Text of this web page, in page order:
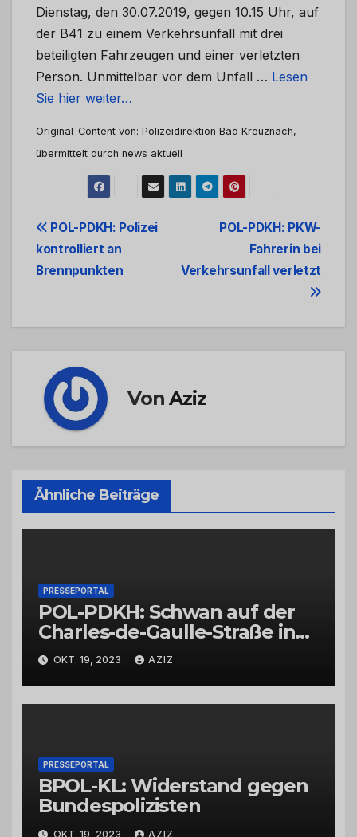
Dienstag, den 30.07.2019, gegen 10.15 Uhr, auf
der B41 zu einem Verkehrsunfall mit drei
beteiligten Fahrzeugen und einer verletzten
Person. Unmittelbar vor dem Unfall … Lesen
Sie hier weiter…
Original-Content von: Polizeidirektion Bad Kreuznach,
übermittelt durch news aktuell
Beitrags-
Navigation
POL-PDKH: PKW-
Fahrerin bei
Verkehrsunfall verletzt
POL-PDKH: Polizei
kontrolliert an
Brennpunkten
VonAziz
Ähnliche Beiträge
PRESSEPORTAL
POL-PDKH: Schwan auf der
Charles-de-Gaulle-Straße in
Bad Kreuznach beeinflusst
Feierabendverkehr
OKT. 19, 2023 AZIZ
PRESSEPORTAL
BPOL-KL: Widerstand gegen
Bundespolizisten
OKT. 19, 2023 AZIZ